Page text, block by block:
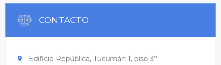
CONTACTO
Edificio República, Tucumán 1, piso 3°